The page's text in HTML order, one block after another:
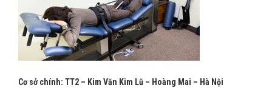
Cơ sở chính: TT2 – Kim Văn Kim Lũ – Hoàng Mai – Hà Nội